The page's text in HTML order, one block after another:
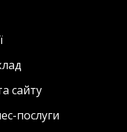
сайту
послуги